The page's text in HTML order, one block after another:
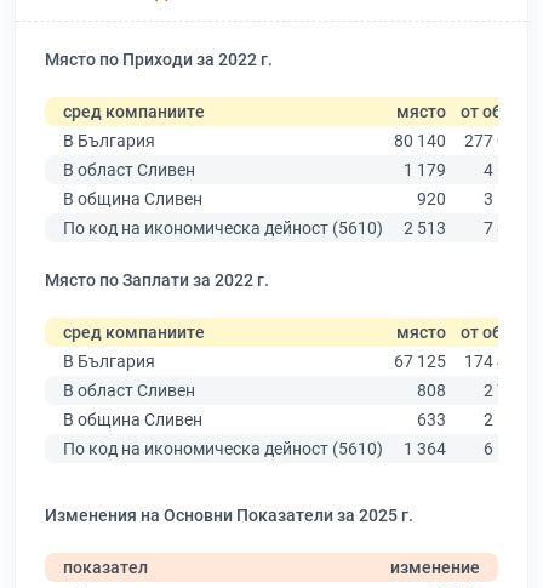
Място по Приходи за 2022 г.
сред компаниите място от общо
В България
80 140
277 019
В област Сливен
1 179
4 614
В община Сливен
920
3 547
По код на икономическа дейност (5610)
2 513 7 842
Място по Заплати за 2022 г.
сред компаниите място от общо
В България
67 125
174 403
В област Сливен
808
2 786
В община Сливен
633
2 167
По код на икономическа дейност (5610)
1 364 6 522
Изменения на Основни Показатели за 2025 г.
показател
изменение